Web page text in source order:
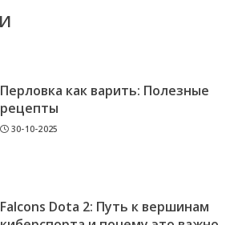
Перловка как варить: Полезные
рецепты
30-10-2025
Falcons Dota 2: Путь к вершинам